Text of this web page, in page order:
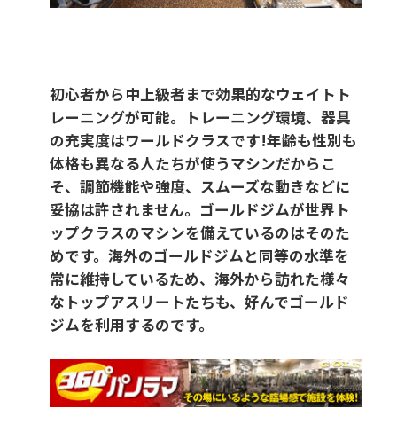
初心者から中上級者まで効果的なウェイトト
レーニングが可能。
トレーニング環境、器具
の充実度はワールドクラスです!年齢も性別も
体格も異なる人たちが使うマシンだからこ
そ、調節機能や強度、スムーズな動きなどに
妥協は許されません。ゴールドジムが世界ト
ップクラスのマシンを備えているのはそのた
めです。海外のゴールドジムと同等の水準を
常に維持しているため、海外から訪れた様々
なトップアスリートたちも、好んでゴールド
ジムを利用するのです。